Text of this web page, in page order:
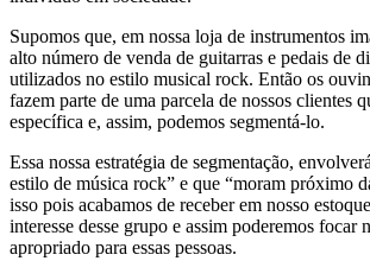
Supomos que, em nossa loja de instrumentos
alto número de venda de guitarras e pedais de
utilizados no estilo musical rock. Então os
fazem parte de uma parcela de nossos clientes
específica e, assim, podemos segmentá-lo.
Essa nossa estratégia de segmentação,
estilo de música rock” e que “moram próximo
isso pois acabamos de receber em nosso
interesse desse grupo e assim poderemos focar
apropriado para essas pessoas.